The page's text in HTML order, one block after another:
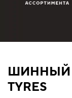
ШИННЫЙ
TYRES